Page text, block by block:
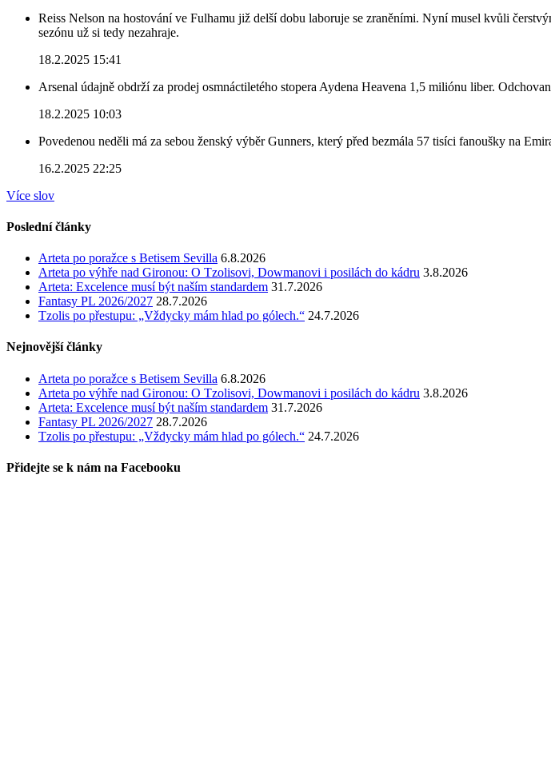
Reiss Nelson na hostování ve Fulhamu již delší dobu laboruje se zraněními. Nyní musel kvůli
sezónu už si tedy nezahraje.
18.2.2025 15:41
Arsenal údajně obdrží za prodej osmnáctiletého stopera Aydena Heavena 1,5 miliónu liber.
18.2.2025 10:03
Povedenou neděli má za sebou ženský výběr Gunners, který před bezmála 57 tisíci fanoušky na
16.2.2025 22:25
Více slov
Poslední články
Arteta po poražce s Betisem Sevilla 6.8.2026
Arteta po výhře nad Gironou: O Tzolisovi, Dowmanovi i posilách do kádru 3.8.2026
Arteta: Excelence musí být naším standardem 31.7.2026
Fantasy PL 2026/2027 28.7.2026
Tzolis po přestupu: „Vždycky mám hlad po gólech.“ 24.7.2026
Nejnovější články
Arteta po poražce s Betisem Sevilla 6.8.2026
Arteta po výhře nad Gironou: O Tzolisovi, Dowmanovi i posilách do kádru 3.8.2026
Arteta: Excelence musí být naším standardem 31.7.2026
Fantasy PL 2026/2027 28.7.2026
Tzolis po přestupu: „Vždycky mám hlad po gólech.“ 24.7.2026
Přidejte se k nám na Facebooku